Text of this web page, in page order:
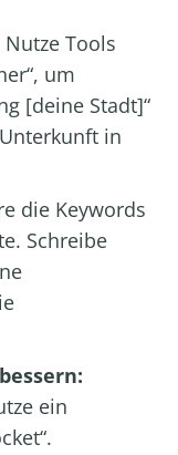
Nutze Tools
um
[deine Stadt]“
in
die Keywords
Schreibe
ein